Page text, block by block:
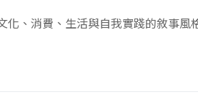
化、消費、生活與自我實踐的敘事風